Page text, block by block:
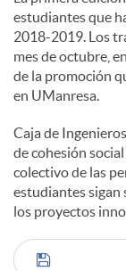
estudiantes que
2018-2019. Los
mes de octubre,
de la promoción
en UManresa.
Caja de
de cohesión
colectivo de las
estudiantes sigan
los proyectos